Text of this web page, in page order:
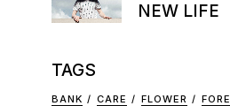
NEW LIFE
TAGS
BANK CARE FLOWER